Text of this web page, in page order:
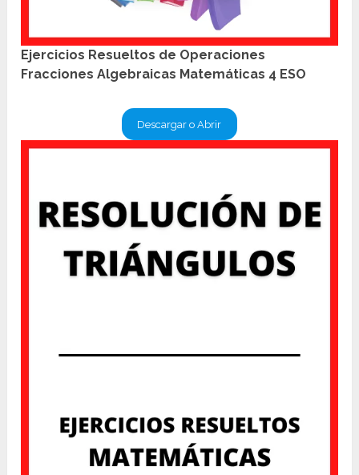
Ejercicios Resueltos de Operaciones
Fracciones Algebraicas Matemáticas 4 ESO
Descargar o Abrir